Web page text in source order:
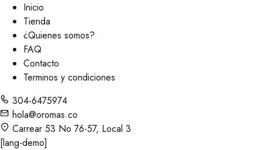
Inicio
Tienda
¿Quienes somos?
FAQ
Contacto
Terminos y condiciones
304-6475974
hola@oromas.co
Carrear 53 No 76-57, Local 3
[lang-demo]